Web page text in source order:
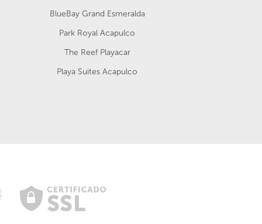
BlueBay Grand Esmeralda
Park Royal Acapulco
The Reef Playacar
Playa Suites Acapulco